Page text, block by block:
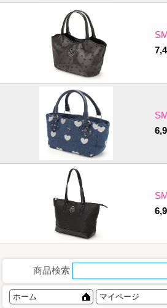
商品検索
ホーム マイページ